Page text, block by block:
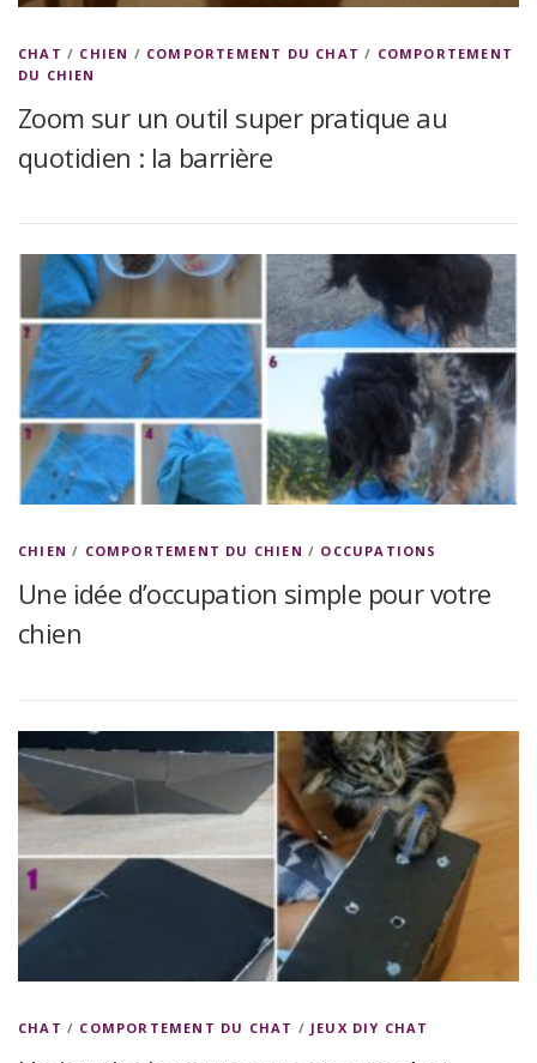
CHAT / CHIEN / COMPORTEMENT DU CHAT / COMPORTEMENT
DU CHIEN
Zoom sur un outil super pratique au
quotidien : la barrière
CHIEN / COMPORTEMENT DU CHIEN / OCCUPATIONS
Une idée d’occupation simple pour votre
chien
CHAT / COMPORTEMENT DU CHAT / JEUX DIY CHAT